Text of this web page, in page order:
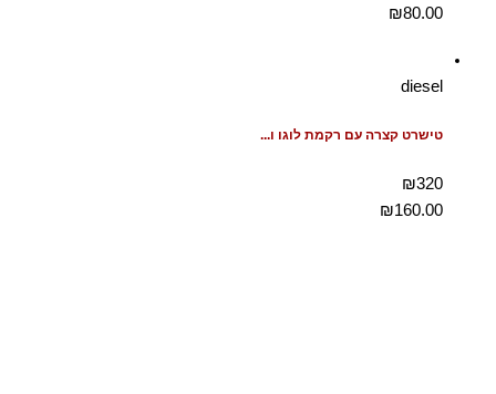
₪80.00
diesel
טישרט קצרה עם רקמת לוגו ו...
₪320
₪160.00